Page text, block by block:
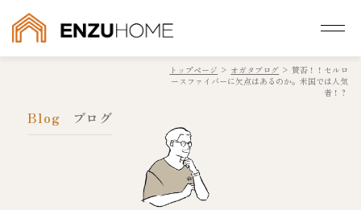
トップページ > オガタブログ >賛否！！セルロ
ースファイバーに欠点はあるのか。米国では人気
者！？
Blog ブログ